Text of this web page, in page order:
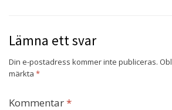
Lämna ett svar
Din e-postadress kommer inte publiceras.
märkta *
Kommentar*